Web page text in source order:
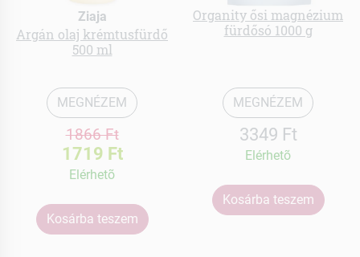
Ziaja
Argán olaj krémtusfürdő
500 ml
MEGNÉZEM
1866 Ft
1719 Ft
Elérhetõ
Kosárba teszem
Organity ősi magnézium
fürdősó 1000 g
MEGNÉZEM
3349 Ft
Elérhetõ
Kosárba teszem